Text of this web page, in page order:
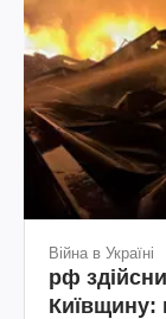
Війна в Україні
рф
Київщину: